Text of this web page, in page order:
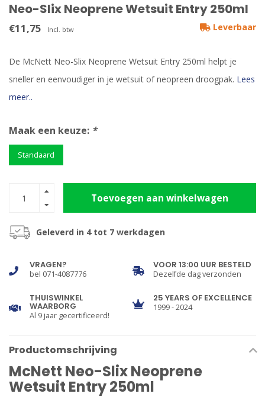
Neo-Slix Neoprene Wetsuit Entry 250ml
€11,75 Incl. btw Leverbaar
De McNett Neo-Slix Neoprene Wetsuit Entry 250ml helpt je
sneller en eenvoudiger in je wetsuit of neopreen droogpak. Lees
meer..
Maak een keuze: *
Standaard
Toevoegen aan winkelwagen
Geleverd in 4 tot 7 werkdagen
VRAGEN?
bel 071-4087776
VOOR 13:00 UUR BESTELD
Dezelfde dag verzonden
THUISWINKEL
WAARBORG
Al 9 jaar gecertificeerd!
25 YEARS OF EXCELLENCE
1999 - 2024
Productomschrijving
McNett Neo-Slix Neoprene
Wetsuit Entry 250ml